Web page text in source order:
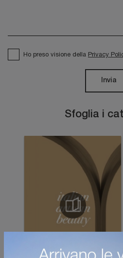
Sfoglia i
Ho preso visione della Privacy
Invia